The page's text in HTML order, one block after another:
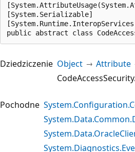
[System.Serializable]
public abstract class
Dziedziczenie Object Attribute
Pochodne